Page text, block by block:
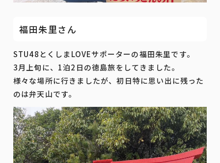
福田朱里さん
STU48とくしまLOVEサポーターの福田朱里です。
3月上旬に、1泊2日の徳島旅をしてきました。
様々な場所に行きましたが、初日特に思い出に残った
のは弁天山です。